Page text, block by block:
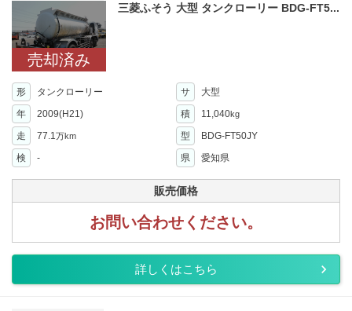
売却済み
三菱ふそう 大型 タンクローリー BDG-FT5...
形 タンクローリー サ
大型
年
2009(H21) 積 11,040kg
走 77.1万km 型
BDG-FT50JY
検
- 県 愛知県
販売価格
お問い合わせください。
詳しくはこちら